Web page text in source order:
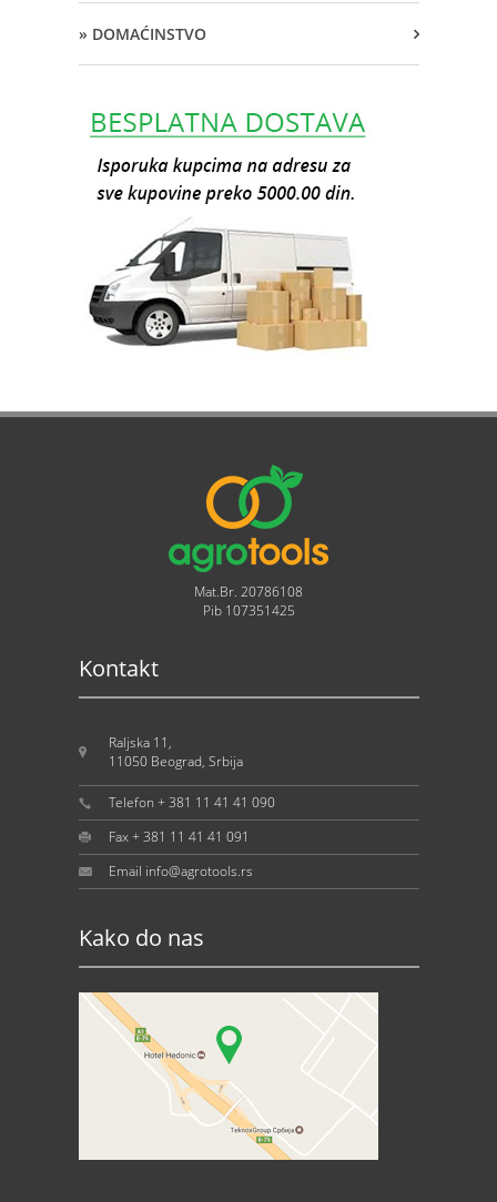
» DOMAĆINSTVO
Mat.Br. 20786108
Pib 107351425
Kontakt
Raljska 11,
11050 Beograd, Srbija
Telefon + 381 11 41 41 090
Fax + 381 11 41 41 091
Email info@agrotools.rs
Kako do nas